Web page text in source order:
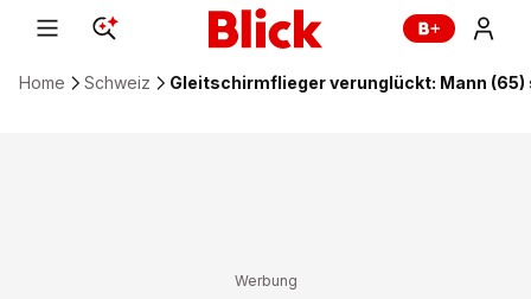
Home Schweiz Gleitschirmflieger verunglückt: Mann (65)